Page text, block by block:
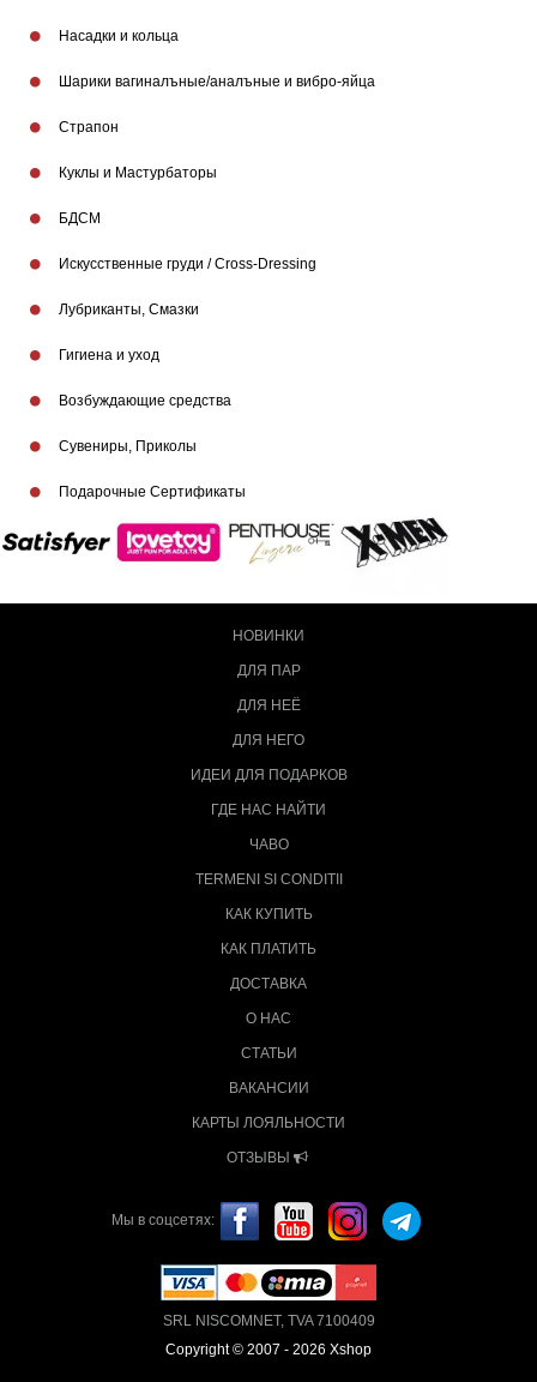
Насадки и кольца
Шарики вагиналъные/аналъные и вибро-яйца
Страпон
Куклы и Мастурбаторы
БДСМ
Искусственные груди / Cross-Dressing
Лубриканты, Смазки
Гигиена и уход
Возбуждающие средства
Сувениры, Приколы
Подарочные Сертификаты
НОВИНКИ
ДЛЯ ПАР
ДЛЯ НЕЁ
ДЛЯ НЕГО
ИДЕИ ДЛЯ ПОДАРКОВ
ГДЕ НАС НАЙТИ
ЧАВО
TERMENI SI CONDITII
КАК КУПИТЬ
КАК ПЛАТИТЬ
ДОСТАВКА
О НАС
СТАТЬИ
ВАКАНСИИ
КАРТЫ ЛОЯЛЬНОСТИ
ОТЗЫВЫ
Мы в соцсетях:
SRL NISCOMNET, TVA 7100409
Copyright © 2007 - 2026 Xshop